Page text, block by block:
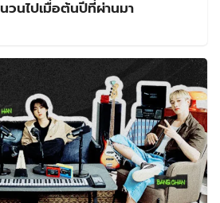
วนไปเมื่อต้นปีที่ผ่านมา